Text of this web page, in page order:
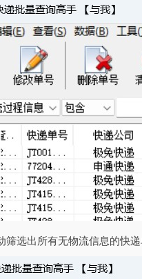
筛选出所有无物流信息的快